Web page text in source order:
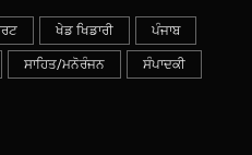
ਖੇਡ ਖਿਡਾਰੀ ਪੰਜਾਬ
ਸਾਹਿਤ/ਮਨੋਰੰਜਨ ਸੰਪਾਦਕੀ